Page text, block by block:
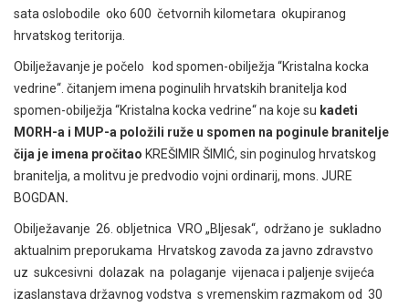
sata oslobodile oko 600 četvornih kilometara okupiranog
hrvatskog teritorija.
Obilježavanje je počelo kod spomen-obilježja “Kristalna kocka
vedrine“. čitanjem imena poginulih hrvatskih branitelja kod
spomen-obilježja “Kristalna kocka vedrine“ na koje su kadeti
MORH-a i MUP-a položili ruže u spomen na poginule branitelje
čija je imena pročitao KREŠIMIR ŠIMIĆ, sin poginulog hrvatskog
branitelja, a molitvu je predvodio vojni ordinarij, mons. JURE
BOGDAN.
Obilježavanje 26. obljetnica VRO „Bljesak“, održano je sukladno
aktualnim preporukama Hrvatskog zavoda za javno zdravstvo
uz sukcesivni dolazak na polaganje vijenaca i paljenje svijeća
izaslanstava državnog vodstva s vremenskim razmakom od 30